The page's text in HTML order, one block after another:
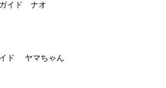
ガイド ナオ
イド ヤマちゃん